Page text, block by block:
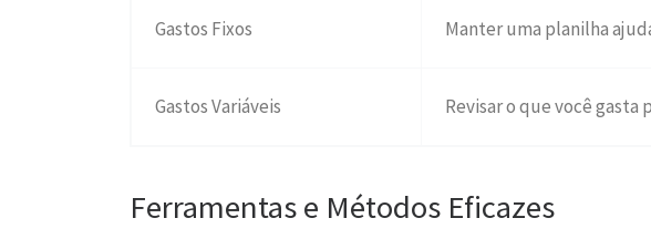
Gastos Fixos Manter uma planilha
Gastos Variáveis Revisar o que você
Ferramentas e Métodos Eficazes